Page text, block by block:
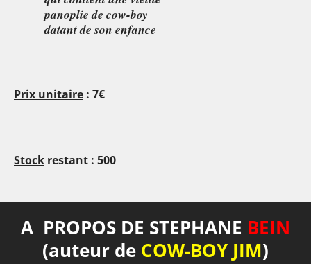
panoplie de cow-boy
datant de son enfance
Prix unitaire : 7€
Stock restant : 500
A PROPOS DE STEPHANE BEIN
(auteur de COW-BOY JIM)